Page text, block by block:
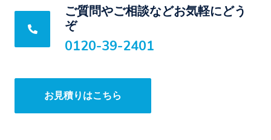
ご質問やご相談などお気軽にどう
ぞ
0120-39-2401
お見積りはこちら